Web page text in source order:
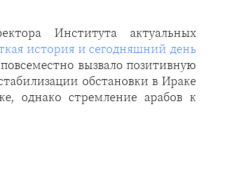
Института актуальных
история и сегодняшний день
вызвало позитивную
обстановки в Ираке
однако стремление арабов к